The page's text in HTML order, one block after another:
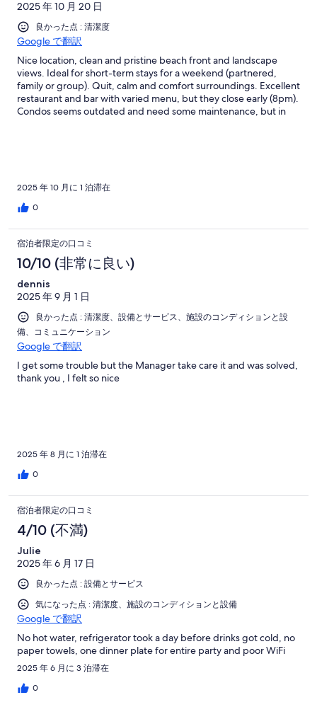
2025 年 10 月 20 日
良かった点 : 清潔度
Google で翻訳
Nice location, clean and pristine beach front and landscape
views. Ideal for short-term stays for a weekend (partnered,
family or group). Quit, calm and comfort surroundings. Excellent
restaurant and bar with varied menu, but they close early (8pm).
Condos seems outdated and need some maintenance, but in
2025 年 10 月に 1 泊滞在
0
宿泊者限定の口コミ
10/10 (非常に良い)
dennis
2025 年 9 月 1 日
良かった点 : 清潔度、設備とサービス、施設のコンディションと設
備、コミュニケーション
Google で翻訳
I get some trouble but the Manager take care it and was solved,
thank you , I felt so nice
2025 年 8 月に 1 泊滞在
0
宿泊者限定の口コミ
4/10 (不満)
Julie
2025 年 6 月 17 日
良かった点 : 設備とサービス
気になった点 : 清潔度、施設のコンディションと設備
Google で翻訳
No hot water, refrigerator took a day before drinks got cold, no
paper towels, one dinner plate for entire party and poor WiFi
2025 年 6 月に 3 泊滞在
0